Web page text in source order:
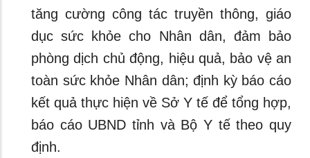
tăng cường công tác truyền thông, giáo
dục sức khỏe cho Nhân dân, đảm bảo
phòng dịch chủ động, hiệu quả, bảo vệ an
toàn sức khỏe Nhân dân; định kỳ báo cáo
kết quả thực hiện về Sở Y tế để tổng hợp,
báo cáo UBND tỉnh và Bộ Y tế theo quy
định.